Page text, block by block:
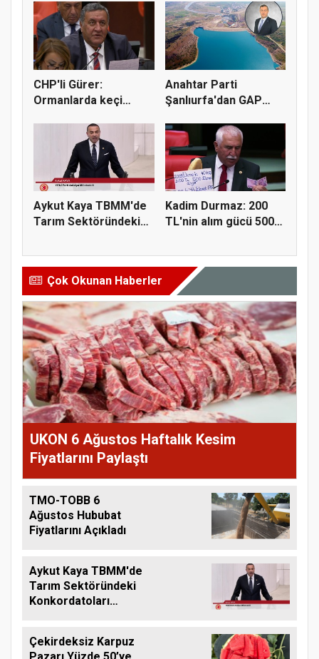
CHP'li Gürer:
Ormanlarda keçi
Anahtar Parti
Şanlıurfa'dan GAP
Aykut Kaya TBMM'de
Tarım Sektöründeki
Kadim Durmaz: 200
TL'nin alım gücü 500
Çok Okunan Haberler
UKON 6 Ağustos Haftalık Kesim
Fiyatlarını Paylaştı
TMO-TOBB 6
Ağustos Hububat
Fiyatlarını Açıkladı
Aykut Kaya TBMM'de
Tarım Sektöründeki
Konkordatoları
Çekirdeksiz Karpuz